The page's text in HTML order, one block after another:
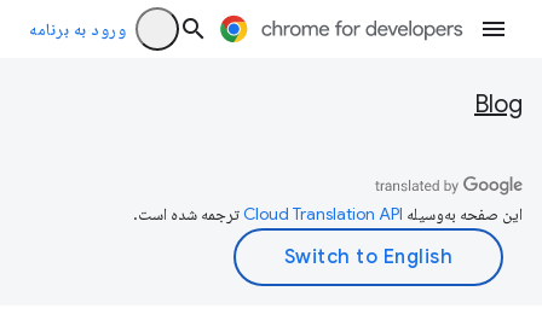
ورود به برنامه
Blog
این صفحه به‌وسیله ترجمه شده است.